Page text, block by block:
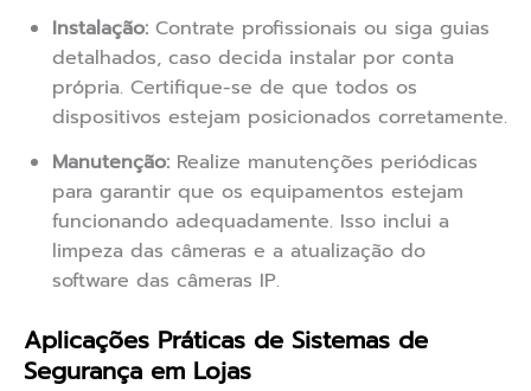
Instalação: Contrate profissionais ou siga guias
detalhados, caso decida instalar por conta
própria. Certifique-se de que todos os
dispositivos estejam posicionados corretamente.
Manutenção: Realize manutenções periódicas
para garantir que os equipamentos estejam
funcionando adequadamente. Isso inclui a
limpeza das câmeras e a atualização do
software das câmeras IP.
Aplicações Práticas de Sistemas de
Segurança em Lojas